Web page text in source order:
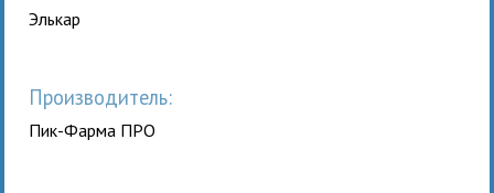
Элькар
Производитель:
Пик-Фарма ПРО